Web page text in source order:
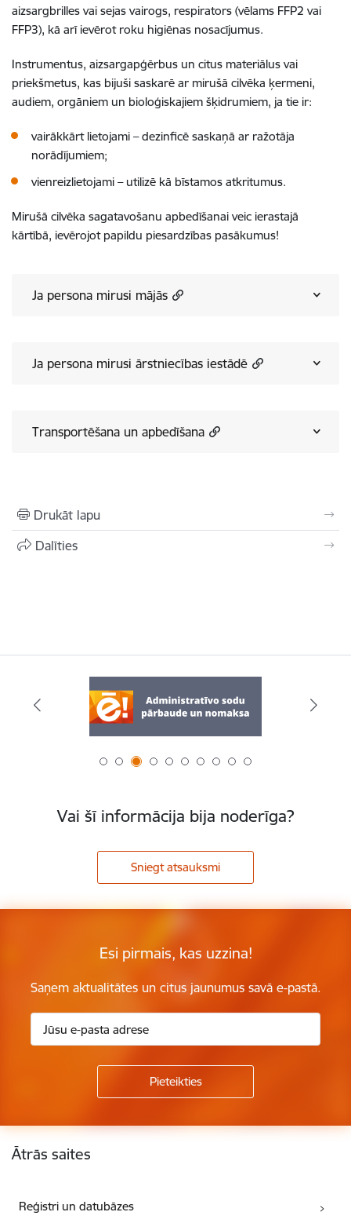
aizsargbrilles vai sejas vairogs, respirators (vēlams FFP2 vai
FFP3), kā arī ievērot roku higiēnas nosacījumus.
Instrumentus, aizsargapģērbus un citus materiālus vai
priekšmetus, kas bijuši saskarē ar mirušā cilvēka ķermeni,
audiem, orgāniem un bioloģiskajiem šķidrumiem, ja tie ir:
vairākkārt lietojami – dezinficē saskaņā ar ražotāja
norādījumiem;
vienreizlietojami – utilizē kā bīstamos atkritumus.
Mirušā cilvēka sagatavošanu apbedīšanai veic ierastajā
kārtībā, ievērojot papildu piesardzības pasākumus!
Ja persona mirusi mājās
Ja persona mirusi ārstniecības iestādē
Transportēšana un apbedīšana
Drukāt lapu
Dalīties
Vai šī informācija bija noderīga?
Sniegt atsauksmi
Esi pirmais, kas uzzina!
Saņem aktualitātes un citus jaunumus savā e-pastā.
Kājene
Ātrās saites
Reģistri un datubāzes